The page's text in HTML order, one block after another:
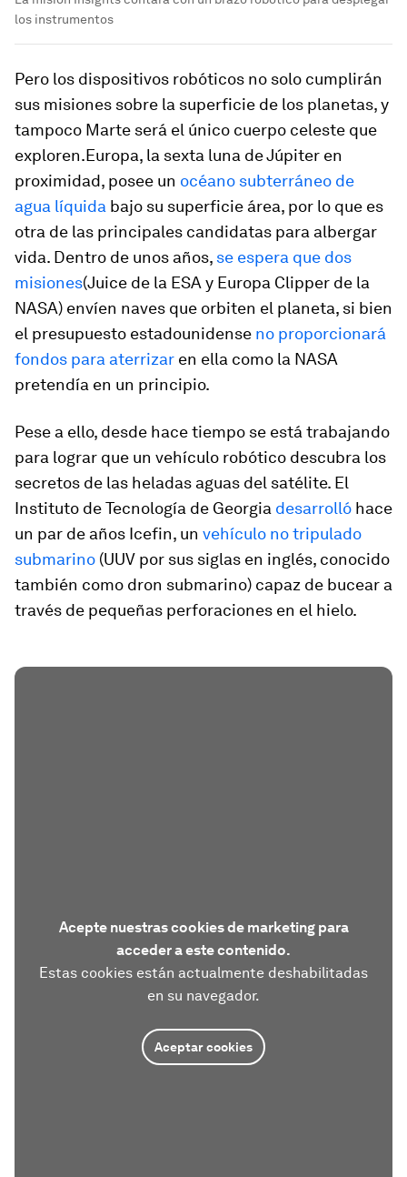
los instrumentos
Pero los dispositivos robóticos no solo cumplirán
sus misiones sobre la superficie de los planetas, y
tampoco Marte será el único cuerpo celeste que
exploren.Europa, la sexta luna de Júpiter en
proximidad, posee un océano subterráneo de
agua líquida bajo su superficie área, por lo que es
otra de las principales candidatas para albergar
vida. Dentro de unos años, se espera que dos
misiones(Juice de la ESA y Europa Clipper de la
NASA) envíen naves que orbiten el planeta, si bien
el presupuesto estadounidense no proporcionará
fondos para aterrizar en ella como la NASA
pretendía en un principio.
Pese a ello, desde hace tiempo se está trabajando
para lograr que un vehículo robótico descubra los
secretos de las heladas aguas del satélite. El
Instituto de Tecnología de Georgia desarrolló hace
un par de años Icefin, un vehículo no tripulado
submarino (UUV por sus siglas en inglés, conocido
también como dron submarino) capaz de bucear a
través de pequeñas perforaciones en el hielo.
Acepte nuestras cookies de marketing para
acceder a este contenido.
Estas cookies están actualmente deshabilitadas
en su navegador.
Aceptar cookies